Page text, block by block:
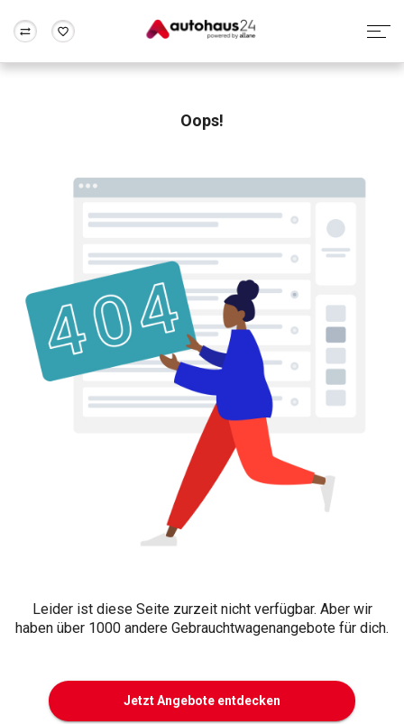
Rund um die Inzahlungnahme
Oops!
Leider ist diese Seite zurzeit nicht verfügbar. Aber wir
haben über 1000 andere Gebrauchtwagenangebote für dich.
Jetzt Angebote entdecken